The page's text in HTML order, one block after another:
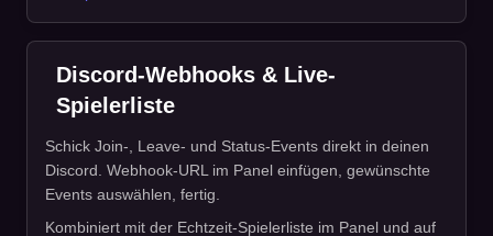
Discord-Webhooks & Live-
Spielerliste
Schick Join-, Leave- und Status-Events direkt in deinen
Discord. Webhook-URL im Panel einfügen, gewünschte
Events auswählen, fertig.
Kombiniert mit der Echtzeit-Spielerliste im Panel und auf